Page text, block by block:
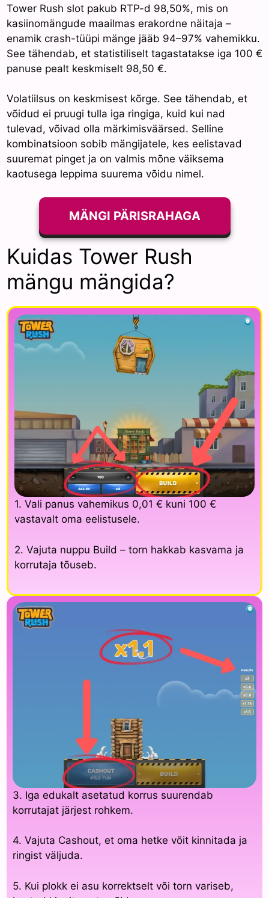
Tower Rush slot pakub RTP-d 98,50%, mis on
kasiinomängude maailmas erakordne näitaja –
enamik crash-tüüpi mänge jääb 94–97% vahemikku.
See tähendab, et statistiliselt tagastatakse iga 100 €
panuse pealt keskmiselt 98,50 €.
Volatiilsus on keskmisest kõrge. See tähendab, et
võidud ei pruugi tulla iga ringiga, kuid kui nad
tulevad, võivad olla märkimisväärsed. Selline
kombinatsioon sobib mängijatele, kes eelistavad
suuremat pinget ja on valmis mõne väiksema
kaotusega leppima suurema võidu nimel.
MÄNGI PÄRISRAHAGA
Kuidas Tower Rush
mängu mängida?
1. Vali panus vahemikus 0,01 € kuni 100 €
vastavalt oma eelistusele.
2. Vajuta nuppu Build – torn hakkab kasvama ja
korrutaja tõuseb.
3. Iga edukalt asetatud korrus suurendab
korrutajat järjest rohkem.
4. Vajuta Cashout, et oma hetke võit kinnitada ja
ringist väljuda.
5. Kui plokk ei asu korrektselt või torn variseb,